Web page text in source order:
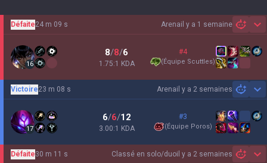
Arenail y a 1 semaine
Défaite24 m 09 s
16
8/8/6
1.75:1 KDA
#4
(Équipe Scuttles)
Arenail y a 2 semaines
Victoire23 m 08 s
17
6/6/12
3.00:1 KDA
#3
(Équipe Poros)
Classé en solo/duoil y a 2 semaines
Défaite30 m 11 s